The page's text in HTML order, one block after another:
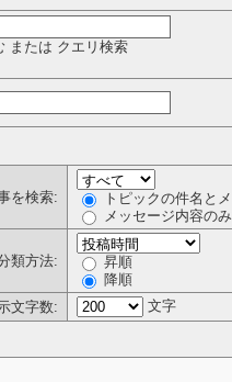
または クエリ検索
を検索:
トピックの件名と
メッセージ内容の
類方法:
昇順
降順
文字数: 文字